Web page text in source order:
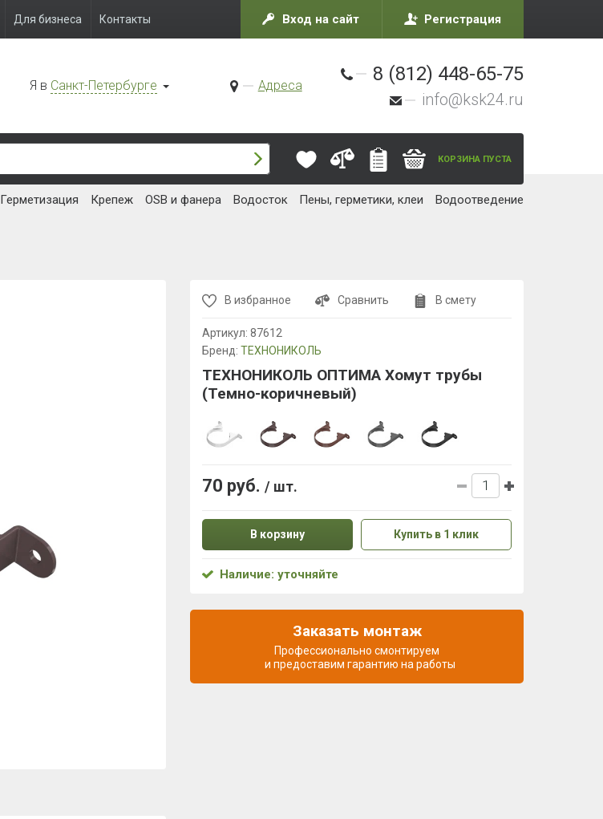
Для бизнеса Контакты Вход на сайт Регистрация
Я в Санкт-Петербурге Адреса
8 (812) 448-65-75
info@ksk24.ru
КОРЗИНА ПУСТА
Герметизация Крепеж OSB и фанера Водосток Пены, герметики, клеи Водоотведение
В избранное Сравнить В смету
Артикул: 87612
Бренд: ТЕХНОНИКОЛЬ
ТЕХНОНИКОЛЬ ОПТИМА Хомут трубы
(Темно-коричневый)
70 руб. / шт.
В корзину Купить в 1 клик
Наличие: уточняйте
Заказать монтаж
Профессионально смонтируем
и предоставим гарантию на работы